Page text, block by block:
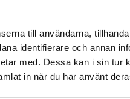
till användarna,
identifierare och annan
med. Dessa kan i sin tur
in när du har använt